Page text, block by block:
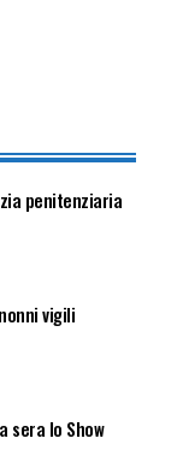
penitenziaria
vigili
sera lo Show